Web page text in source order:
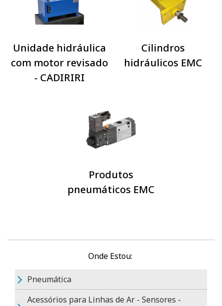
Unidade hidráulica
com motor revisado
- CADIRIRI
Cilindros
hidráulicos EMC
Produtos
pneumáticos EMC
Onde Estou:
Pneumática
Acessórios para Linhas de Ar - Sensores -